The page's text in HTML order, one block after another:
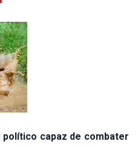
capaz de combater